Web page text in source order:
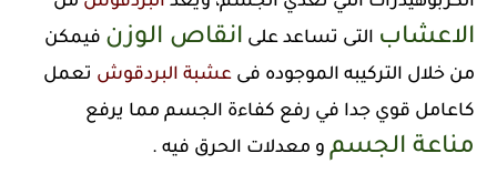
الاعشاب التى تساعد على انقاص الوزن فيمكن
من خلال التركيبه الموجوده فى عشبة البردقوش تعمل
كاعامل قوي جدا في رفع كفاءة الجسم مما يرفع
مناعة الجسم و معدلات الحرق فيه .